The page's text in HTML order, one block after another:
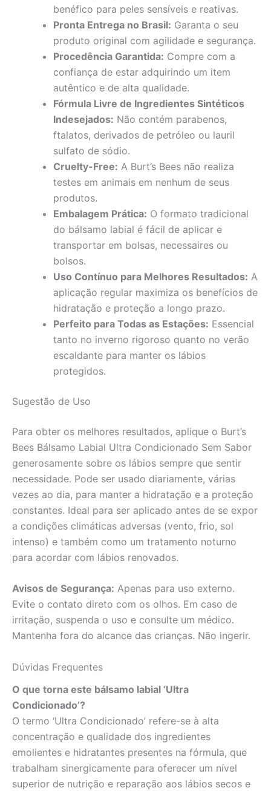
benéfico para peles sensíveis e reativas.
Pronta Entrega no Brasil: Garanta o seu
produto original com agilidade e segurança.
Procedência Garantida: Compre com a
confiança de estar adquirindo um item
autêntico e de alta qualidade.
Fórmula Livre de Ingredientes Sintéticos
Indesejados: Não contém parabenos,
ftalatos, derivados de petróleo ou lauril
sulfato de sódio.
Cruelty-Free: A Burt’s Bees não realiza
testes em animais em nenhum de seus
produtos.
Embalagem Prática: O formato tradicional
do bálsamo labial é fácil de aplicar e
transportar em bolsas, necessaires ou
bolsos.
Uso Contínuo para Melhores Resultados: A
aplicação regular maximiza os benefícios de
hidratação e proteção a longo prazo.
Perfeito para Todas as Estações: Essencial
tanto no inverno rigoroso quanto no verão
escaldante para manter os lábios
protegidos.
Sugestão de Uso
Para obter os melhores resultados, aplique o Burt’s
Bees Bálsamo Labial Ultra Condicionado Sem Sabor
generosamente sobre os lábios sempre que sentir
necessidade. Pode ser usado diariamente, várias
vezes ao dia, para manter a hidratação e a proteção
constantes. Ideal para ser aplicado antes de se expor
a condições climáticas adversas (vento, frio, sol
intenso) e também como um tratamento noturno
para acordar com lábios renovados.
Avisos de Segurança: Apenas para uso externo.
Evite o contato direto com os olhos. Em caso de
irritação, suspenda o uso e consulte um médico.
Mantenha fora do alcance das crianças. Não ingerir.
Dúvidas Frequentes
O que torna este bálsamo labial ‘Ultra
Condicionado’?
O termo ‘Ultra Condicionado’ refere-se à alta
concentração e qualidade dos ingredientes
emolientes e hidratantes presentes na fórmula, que
trabalham sinergicamente para oferecer um nível
superior de nutrição e reparação aos lábios secos e